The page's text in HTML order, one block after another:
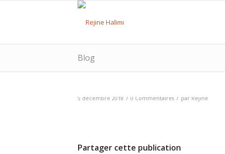
Blog
5 décembre 2018 / 0 Commentaires / par Rejine
Partager cette publication